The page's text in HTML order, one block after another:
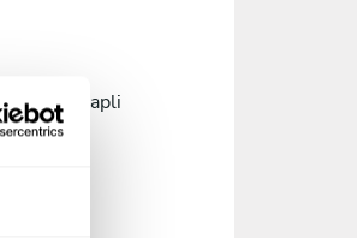
B Zulkapli